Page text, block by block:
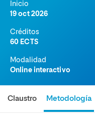
Inicio
19 oct 2026
Créditos
60 ECTS
Modalidad
Online interactivo
Claustro Metodología